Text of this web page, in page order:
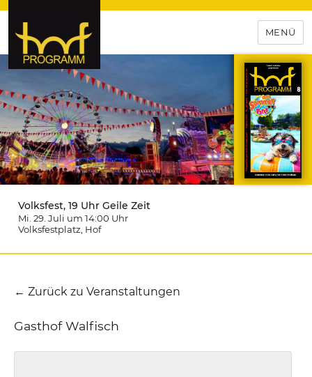
hof-programm – das
Veranstaltungsportal für
Hochfranken
MENÜ
Volksfest, 19 Uhr Geile Zeit
Mi. 29. Juli um 14:00 Uhr
Volksfestplatz , Hof
← Zurück zu Veranstaltungen
Gasthof Walfisch